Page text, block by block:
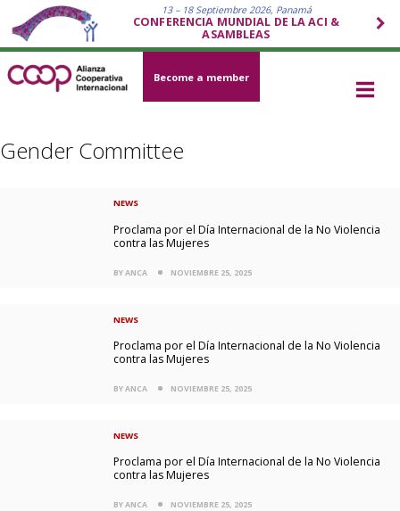
13 – 18 Septiembre 2026, Panamá
CONFERENCIA MUNDIAL DE LA ACI &
ASAMBLEAS
Become a member
Gender Committee
NEWS
Proclama por el Día Internacional de la No Violencia
contra las Mujeres
BY ANCA NOVIEMBRE 25, 2025
NEWS
Proclama por el Día Internacional de la No Violencia
contra las Mujeres
BY ANCA NOVIEMBRE 25, 2025
NEWS
Proclama por el Día Internacional de la No Violencia
contra las Mujeres
BY ANCA NOVIEMBRE 25, 2025